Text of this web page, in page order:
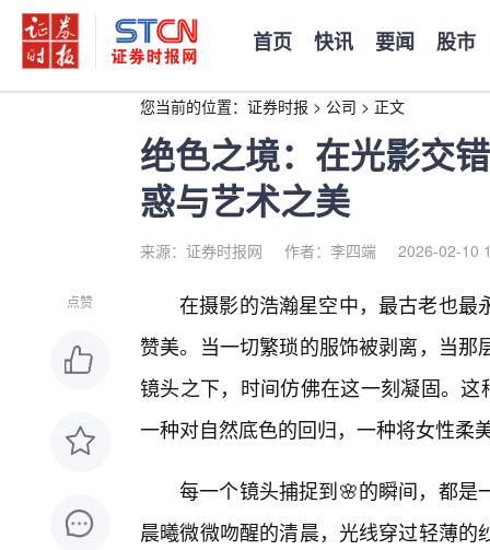
首页 快讯 要闻 股市
您当前的位置： 证券时报 > 公司 > 正文
绝色之境：在光影交
惑与艺术之美
来源：证券时报网 作者：李四端 2026-02-10
点赞
在摄影的浩瀚星空中，最古老也最
赞美。当一切繁琐的服饰被剥离，当
镜头之下，时间仿佛在这一刻凝固。
一种对自然底色的回归，一种将女性柔
每一个镜头捕捉到🌸的瞬间，都是
晨曦微微吻醒的清晨，光线穿过轻薄